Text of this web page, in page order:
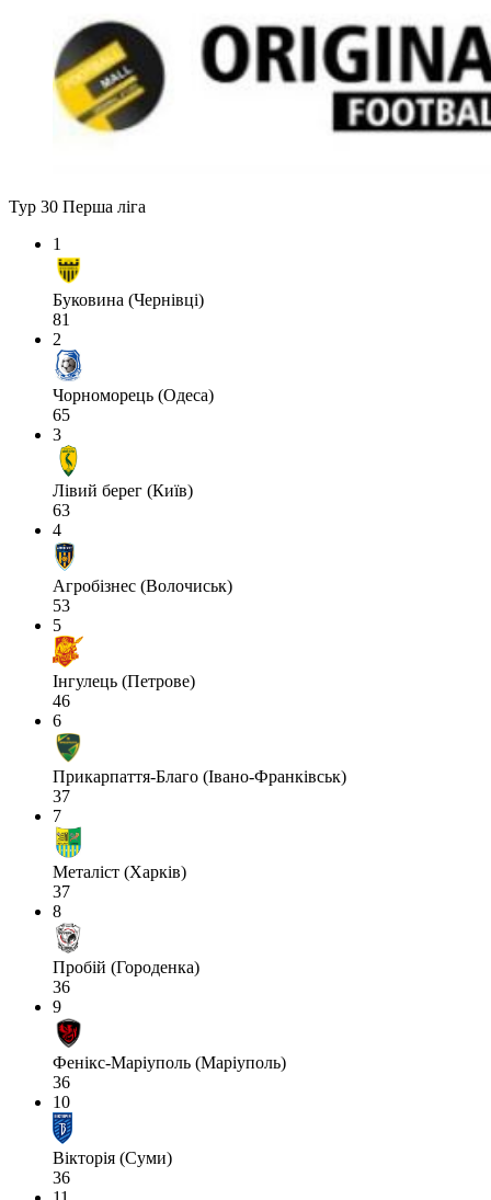
Тур 30 Перша ліга
1
Буковина (Чернівці)
81
2
Чорноморець (Одеса)
65
3
Лівий берег (Київ)
63
4
Агробізнес (Волочиськ)
53
5
Інгулець (Петрове)
46
6
Прикарпаття-Благо (Івано-Франківськ)
37
7
Металіст (Харків)
37
8
Пробій (Городенка)
36
9
Фенікс-Маріуполь (Маріуполь)
36
10
Вікторія (Суми)
36